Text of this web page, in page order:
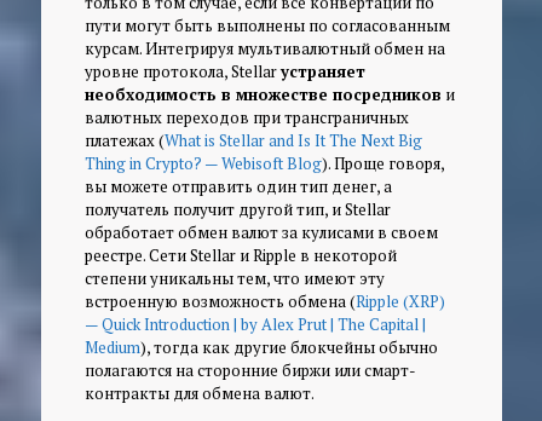
пути могут быть выполнены по согласованным
курсам. Интегрируя мультивалютный обмен на
уровне протокола, Stellarустраняет
необходимость в множестве посредников и
валютных переходов при трансграничных
платежах (What is Stellar and Is It The Next Big
Thing in Crypto? — Webisoft Blog). Проще говоря,
вы можете отправить один тип денег, а
получатель получит другой тип, и Stellar
обработает обмен валют за кулисами в своем
реестре. Сети Stellar и Ripple в некоторой
степени уникальны тем, что имеют эту
встроенную возможность обмена (Ripple (XRP)
— Quick Introduction | by Alex Prut | The Capital |
Medium), тогда как другие блокчейны обычно
полагаются на сторонние биржи или смарт-
контракты для обмена валют.